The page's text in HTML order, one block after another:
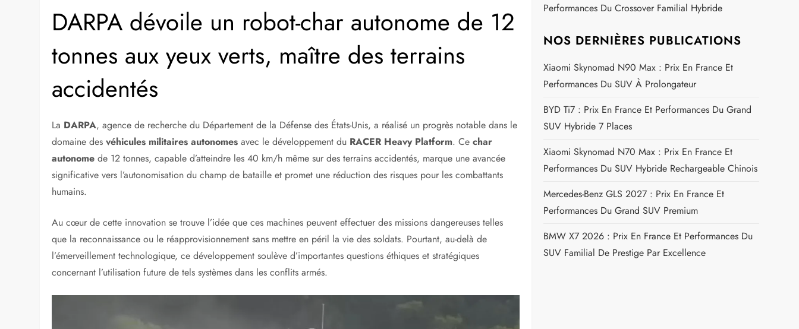
DARPA dévoile un robot-char autonome de 12
tonnes aux yeux verts, maître des terrains
accidentés
La DARPA, agence de recherche du Département de la Défense des États-Unis, a réalisé un progrès notable dans le
domaine desvéhicules militaires autonomes avec le développement du RACER Heavy Platform. Cechar
autonome de 12 tonnes, capable d’atteindre les 40 km/h même sur des terrains accidentés, marque une avancée
significative vers l’autonomisation du champ de bataille et promet une réduction des risques pour les combattants
humains.
Au cœur de cette innovation se trouve l’idée que ces machines peuvent effectuer des missions dangereuses telles
que la reconnaissance ou le réapprovisionnement sans mettre en péril la vie des soldats. Pourtant, au-delà de
l’émerveillement technologique, ce développement soulève d’importantes questions éthiques et stratégiques
concernant l’utilisation future de tels systèmes dans les conflits armés.
Performances Du Crossover Familial Hybride
NOS DERNIÈRES PUBLICATIONS
Xiaomi Skynomad N90 Max : Prix En France Et
Performances Du SUV À Prolongateur
BYD Ti7 : Prix En France Et Performances Du Grand
SUV Hybride 7 Places
Xiaomi Skynomad N70 Max : Prix En France Et
Performances Du SUV Hybride Rechargeable Chinois
Mercedes-Benz GLS 2027 : Prix En France Et
Performances Du Grand SUV Premium
BMW X7 2026 : Prix En France Et Performances Du
SUV Familial De Prestige Par Excellence